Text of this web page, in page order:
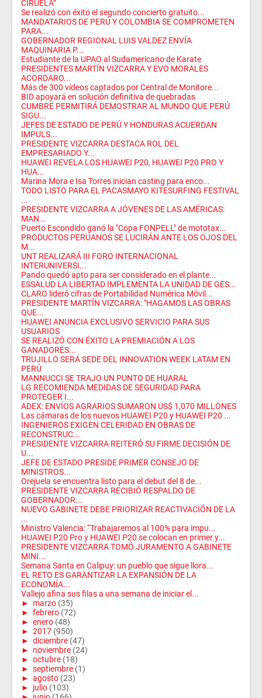
CIRUELA”
Se realizó con éxito el segundo concierto gratuito...
MANDATARIOS DE PERÚ Y COLOMBIA SE COMPROMETEN
PARA...
GOBERNADOR REGIONAL LUIS VALDEZ ENVÍA
MAQUINARIA P...
Estudiante de la UPAO al Sudamericano de Karate
PRESIDENTES MARTÍN VIZCARRA Y EVO MORALES
ACORDARO...
Más de 300 vídeos captados por Central de Monitore...
BID apoyará en solución definitiva de quebradas
CUMBRE PERMITIRÁ DEMOSTRAR AL MUNDO QUE PERÚ
SIGU...
JEFES DE ESTADO DE PERÚ Y HONDURAS ACUERDAN
IMPULS...
PRESIDENTE VIZCARRA DESTACA ROL DEL
EMPRESARIADO Y...
HUAWEI REVELA LOS HUAWEI P20, HUAWEI P20 PRO Y
HUA...
Marina Mora e Isa Torres inician casting para enco...
TODO LISTO PARA EL PACASMAYO KITESURFING FESTIVAL
...
PRESIDENTE VIZCARRA A JÓVENES DE LAS AMÉRICAS:
MAN...
Puerto Escondido ganó la "Copa FONPELL" de mototax...
PRODUCTOS PERUANOS SE LUCIRÁN ANTE LOS OJOS DEL
M...
UNT REALIZARÁ III FORO INTERNACIONAL
INTERUNIVERSI...
Pando quedó apto para ser considerado en el plante...
ESSALUD LA LIBERTAD IMPLEMENTA LA UNIDAD DE GES...
CLARO lideró cifras de Portabilidad Numérica Móvil...
PRESIDENTE MARTÍN VIZCARRA: "HAGAMOS LAS OBRAS
QUE...
HUAWEI ANUNCIA EXCLUSIVO SERVICIO PARA SUS
USUARIOS
SE REALIZÓ CON ÉXITO LA PREMIACIÓN A LOS
GANADORES...
TRUJILLO SERÁ SEDE DEL INNOVATION WEEK LATAM EN
PERÚ
MANNUCCI SE TRAJO UN PUNTO DE HUARAL
LG RECOMIENDA MEDIDAS DE SEGURIDAD PARA
PROTEGER I...
ADEX: ENVÍOS AGRARIOS SUMARON US$ 1,070 MILLONES
Las cámaras de los nuevos HUAWEI P20 y HUAWEI P20 ...
INGENIEROS EXIGEN CELERIDAD EN OBRAS DE
RECONSTRUC...
PRESIDENTE VIZCARRA REITERÓ SU FIRME DECISIÓN DE
U...
JEFE DE ESTADO PRESIDE PRIMER CONSEJO DE
MINISTROS...
Orejuela se encuentra listo para el debut del 8 de...
PRESIDENTE VIZCARRA RECIBIÓ RESPALDO DE
GOBERNADOR...
NUEVO GABINETE DEBE PRIORIZAR REACTIVACIÓN DE LA
...
Ministro Valencia: “Trabajaremos al 100% para impu...
HUAWEI P20 Pro y HUAWEI P20 se colocan en primer y...
PRESIDENTE VIZCARRA TOMÓ JURAMENTO A GABINETE
MINI...
Semana Santa en Calipuy: un pueblo que sigue llora...
EL RETO ES GARANTIZAR LA EXPANSIÓN DE LA
ECONOMÍA...
Vallejo afina sus filas a una semana de iniciar el...
► marzo (35)
► febrero (72)
► enero (48)
► 2017 (950)
► diciembre (47)
► noviembre (24)
► octubre (18)
► septiembre (1)
► agosto (23)
► julio (103)